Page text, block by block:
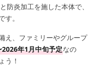
防炎加工を施した本体で、
。
え、ファミリーやグループ
年1月中旬予定なの
う！